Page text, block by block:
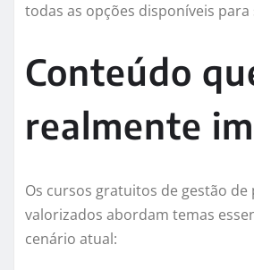
todas as opções disponíveis para
Conteúdo
realmente
Os cursos gratuitos de gestão de
valorizados abordam temas
cenário atual: